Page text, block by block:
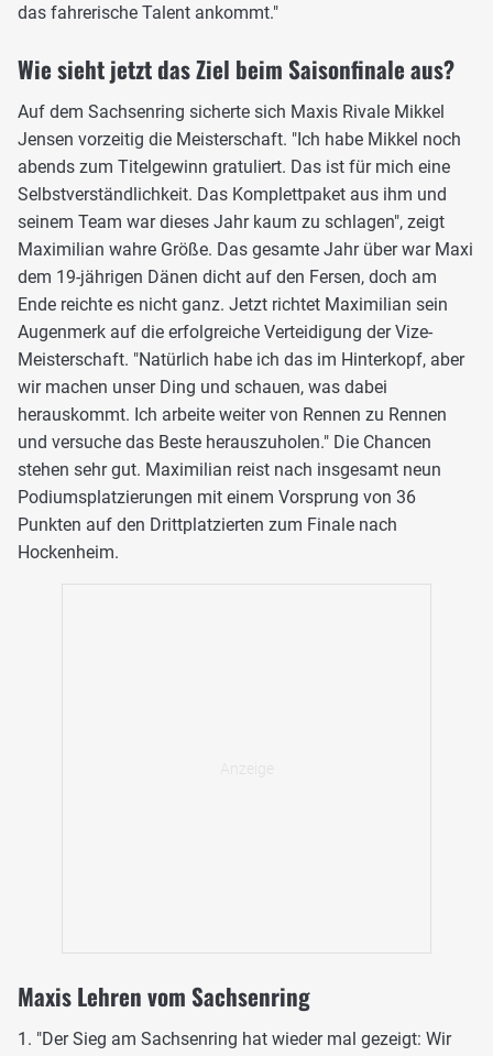
das fahrerische Talent ankommt."
Wie sieht jetzt das Ziel beim Saisonfinale aus?
Auf dem Sachsenring sicherte sich Maxis Rivale Mikkel
Jensen vorzeitig die Meisterschaft. "Ich habe Mikkel noch
abends zum Titelgewinn gratuliert. Das ist für mich eine
Selbstverständlichkeit. Das Komplettpaket aus ihm und
seinem Team war dieses Jahr kaum zu schlagen", zeigt
Maximilian wahre Größe. Das gesamte Jahr über war Maxi
dem 19-jährigen Dänen dicht auf den Fersen, doch am
Ende reichte es nicht ganz. Jetzt richtet Maximilian sein
Augenmerk auf die erfolgreiche Verteidigung der Vize-
Meisterschaft. "Natürlich habe ich das im Hinterkopf, aber
wir machen unser Ding und schauen, was dabei
herauskommt. Ich arbeite weiter von Rennen zu Rennen
und versuche das Beste herauszuholen." Die Chancen
stehen sehr gut. Maximilian reist nach insgesamt neun
Podiumsplatzierungen mit einem Vorsprung von 36
Punkten auf den Drittplatzierten zum Finale nach
Hockenheim.
Maxis Lehren vom Sachsenring
1. "Der Sieg am Sachsenring hat wieder mal gezeigt: Wir